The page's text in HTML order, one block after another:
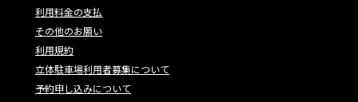
利用料金の支払
その他のお願い
利用規約
立体駐車場利用者募集について
予約申し込みについて